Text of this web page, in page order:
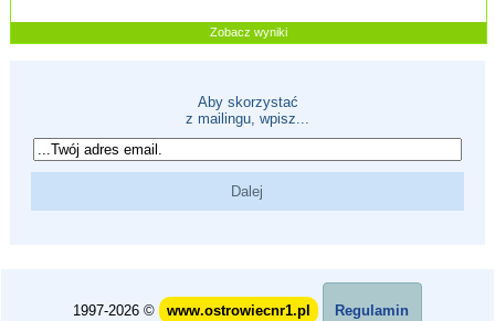
Zobacz wyniki
Aby skorzystać
z mailingu, wpisz...
1997-2026 © www.ostrowiecnr1.pl Regulamin